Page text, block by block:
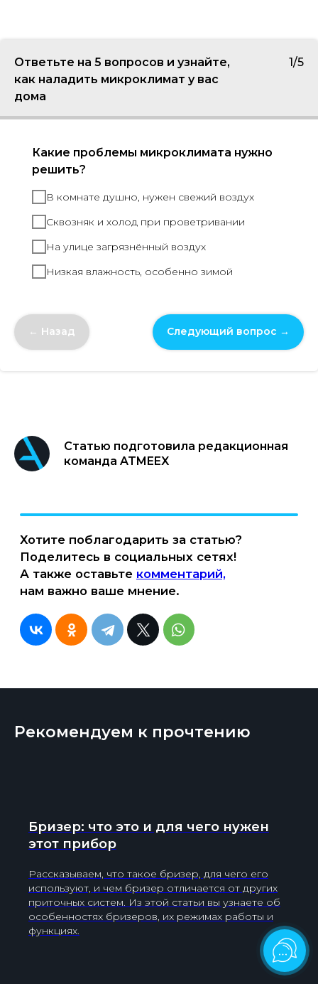
Ответьте на 5 вопросов и узнайте,
как наладить микроклимат у вас
дома
1/5
Какие проблемы микроклимата нужно
решить?
В комнате душно, нужен свежий воздух
Сквозняк и холод при проветривании
На улице загрязнённый воздух
Низкая влажность, особенно зимой
← Назад Следующий вопрос →
Статью подготовила редакционная
команда ATMEEX
Рекомендуем к прочтению
Бризер: что это и для чего нужен
этот прибор
Рассказываем, что такое бризер, для чего его
используют, и чем бризер отличается от других
приточных систем. Из этой статьи вы узнаете об
особенностях бризеров, их режимах работы и
функциях.